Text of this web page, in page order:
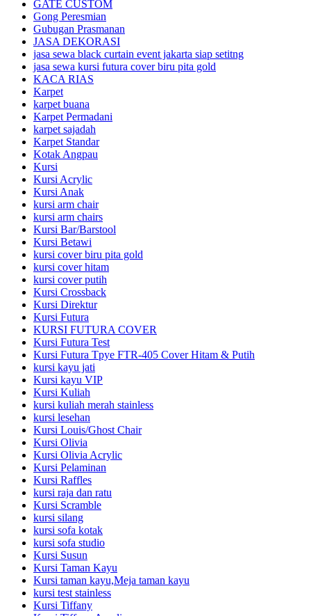
GATE CUSTOM
Gong Peresmian
Gubugan Prasmanan
JASA DEKORASI
jasa sewa black curtain event jakarta siap setitng
jasa sewa kursi futura cover biru pita gold
KACA RIAS
Karpet
karpet buana
Karpet Permadani
karpet sajadah
Karpet Standar
Kotak Angpau
Kursi
Kursi Acrylic
Kursi Anak
kursi arm chair
kursi arm chairs
Kursi Bar/Barstool
Kursi Betawi
kursi cover biru pita gold
kursi cover hitam
kursi cover putih
Kursi Crossback
Kursi Direktur
Kursi Futura
KURSI FUTURA COVER
Kursi Futura Test
Kursi Futura Tpye FTR-405 Cover Hitam & Putih
kursi kayu jati
Kursi kayu VIP
Kursi Kuliah
kursi kuliah merah stainless
kursi lesehan
Kursi Louis/Ghost Chair
Kursi Olivia
Kursi Olivia Acrylic
Kursi Pelaminan
Kursi Raffles
kursi raja dan ratu
Kursi Scramble
kursi silang
kursi sofa kotak
kursi sofa studio
Kursi Susun
Kursi Taman Kayu
Kursi taman kayu,Meja taman kayu
kursi test stainless
Kursi Tiffany